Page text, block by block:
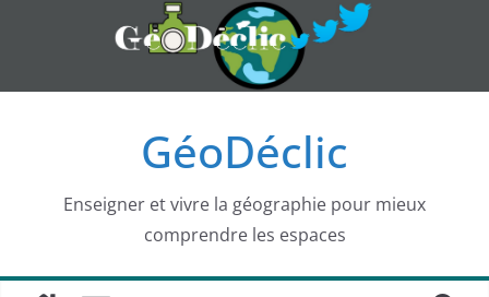
GéoDéclic
Enseigner et vivre la géographie pour mieux
comprendre les espaces